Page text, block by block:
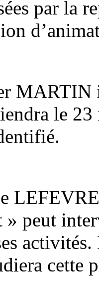
par la
MARTIN
le
» peut
cette